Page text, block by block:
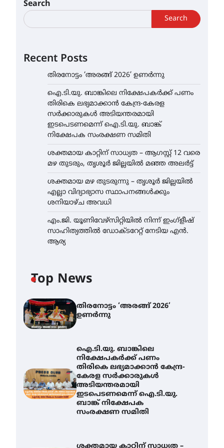
Search
Search
Recent Posts
തിരനോട്ടം ‘അരങ്ങ് 2026’ ഉണർന്നു
ഐ.ടി.യു. ബാങ്കിലെ നിക്ഷേപകർക്ക് പണം
തിരികെ ലഭ്യമാക്കാൻ കേന്ദ്ര-കേരള
സർക്കാരുകൾ അടിയന്തരമായി
ഇടപെടണമെന്ന് ഐ.ടി.യു. ബാങ്ക്
നിക്ഷേപക സംരക്ഷണ സമിതി
ശക്തമായ കാറ്റിന് സാധ്യത – ആഗസ്റ്റ് 12 വരെ
മഴ തുടരും, തൃശൂർ ജില്ലയിൽ മഞ്ഞ അലർട്ട്
ശക്തമായ മഴ തുടരുന്നു – തൃശൂർ ജില്ലയിൽ
എല്ലാ വിദ്യാഭ്യാസ സ്ഥാപനങ്ങൾക്കും
ശനിയാഴ്ച അവധി
എം.ജി. യൂണിവേഴ്‌സിറ്റിയിൽ നിന്ന് ഇംഗ്ളീഷ്
സാഹിത്യത്തിൽ ഡോക്ടറേറ്റ് നേടിയ എൻ.
ആര്യ
Top News
തിരനോട്ടം ‘അരങ്ങ് 2026’
ഉണർന്നു
ഐ.ടി.യു. ബാങ്കിലെ
നിക്ഷേപകർക്ക് പണം
തിരികെ ലഭ്യമാക്കാൻ കേന്ദ്ര-
കേരള സർക്കാരുകൾ
അടിയന്തരമായി
ഇടപെടണമെന്ന് ഐ.ടി.യു.
ബാങ്ക് നിക്ഷേപക
സംരക്ഷണ സമിതി